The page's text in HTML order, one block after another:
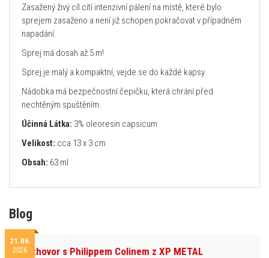
Zasažený živý cíl cítí intenzivní pálení na místě, které bylo
sprejem zasaženo a není již schopen pokračovat v případném
napadání.
Sprej má dosah až 5 m!
Sprej je malý a kompaktní, vejde se do každé kapsy.
Nádobka má bezpečnostní čepičku, která chrání před
nechtěným spuštěním.
Účinná Látka: 3% oleoresin capsicum
Velikost: cca 13 x 3 cm
Obsah: 63 ml
Blog
21.06.
2026Rozhovor s Philippem Colinem z XP METAL